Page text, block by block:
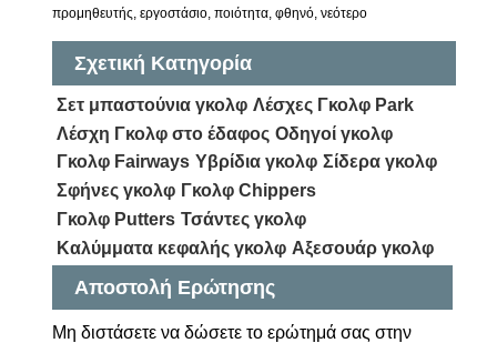
προμηθευτής, εργοστάσιο, ποιότητα, φθηνό, νεότερο
Σχετική Κατηγορία
Σετ μπαστούνια γκολφ Λέσχες Γκολφ Park
Λέσχη Γκολφ στο έδαφος Οδηγοί γκολφ
Γκολφ Fairways Υβρίδια γκολφ Σίδερα γκολφ
Σφήνες γκολφ Γκολφ Chippers
Γκολφ Putters Τσάντες γκολφ
Καλύμματα κεφαλής γκολφ Αξεσουάρ γκολφ
Αποστολή Ερώτησης
Μη διστάσετε να δώσετε το ερώτημά σας στην